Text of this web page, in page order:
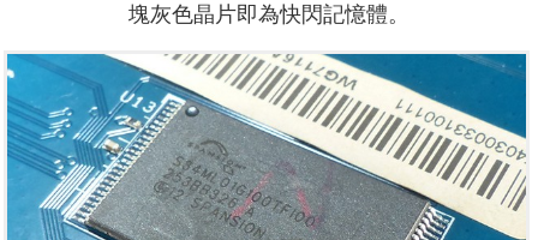
塊灰色晶片即為快閃記憶體。